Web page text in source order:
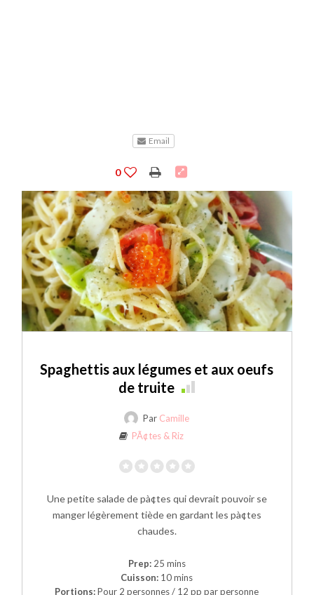
Email
0
Spaghettis aux légumes et aux oeufs
de truite
Par Camille
PÃ¢tes & Riz
Une petite salade de pà¢tes qui devrait pouvoir se
manger légèrement tiède en gardant les pà¢tes
chaudes.
Prep:25 mins
Cuisson: 10 mins
Portions:Pour 2 personnes / 12 pp par personne